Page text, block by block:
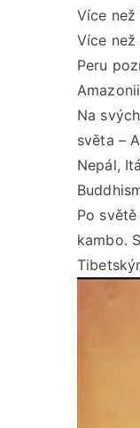
Více
Více
Peru
Na
světa –
Nepál,
Po
kambo.